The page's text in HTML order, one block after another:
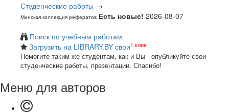
Студенческие работы →
Минская коллекция рефератов Есть новые! 2026-08-07
Поиск по учебным работам
Загрузить на LIBRARY.BY свои1 клик!
Помогите таким же студентам, как и Вы - опубликуйте свои
студенческие работы, презентации. Спасибо!
Меню для авторов